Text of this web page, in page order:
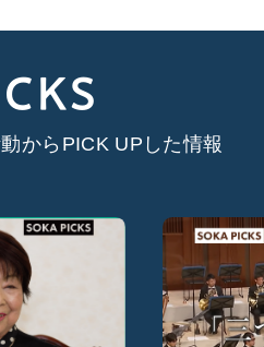
からPICK UPした情報